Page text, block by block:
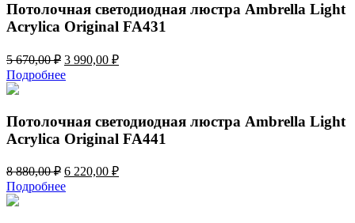
Потолочная светодиодная люстра Ambrella Light
Acrylica Original FA431
5 670,00₽ Первоначальная
цена
составляла
3 990,00 ₽Текущая
Подробнее
Потолочная светодиодная люстра Ambrella Light
Acrylica Original FA441
8 880,00₽ Первоначальная
цена
составляла
6 220,00 ₽Текущая
Подробнее